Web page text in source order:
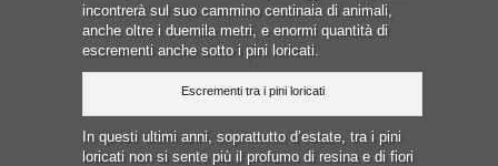
incontrerà sul suo cammino centinaia di animali,
anche oltre i duemila metri, e enormi quantità di
escrementi anche sotto i pini loricati.
Escrementi tra i pini loricati
In questi ultimi anni, soprattutto d’estate, tra i pini
loricati non si sente più il profumo di resina e di fiori